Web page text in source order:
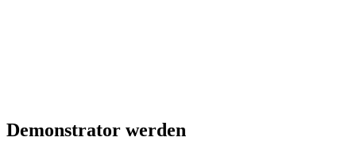
Demonstrator werden